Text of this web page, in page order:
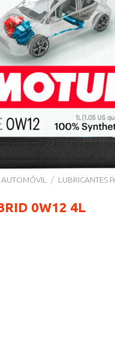
AUTOMÓVIL / LUBRICANTES
0W12 4L